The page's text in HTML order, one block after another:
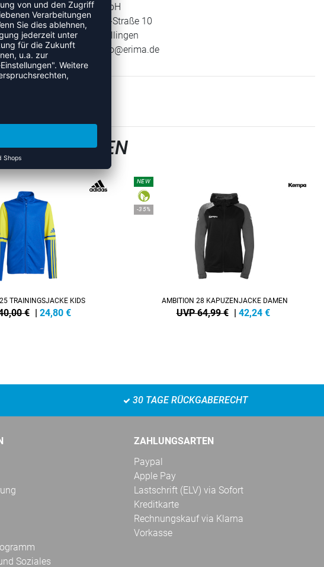
Erima GmbH
Carl-Zeiss-Straße 10
72793 Pfullingen
E-Mail:
info@erima.de
TRAININGSJACKE KIDS
€ | 24,80 €
NEW
-35%
AMBITION 28 KAPUZENJACKE DAMEN
UVP 64,99 € | 42,24 €
30 TAGE RÜCKGABERECHT
Soziales
ZAHLUNGSARTEN
Paypal
Apple Pay
Lastschrift (ELV) via Sofort
Kreditkarte
Rechnungskauf via Klarna
Vorkasse